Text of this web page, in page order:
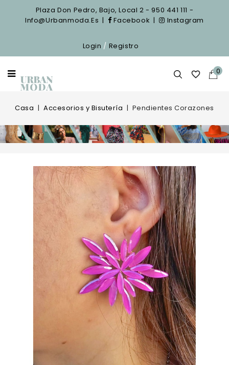
Plaza Don Pedro, Bajo, Local 2 - 950 441 111 -
Info@urbanmoda.es | Facebook | Instagram
Login / Registro
0

Casa Accesorios y Bisutería Pendientes Corazones